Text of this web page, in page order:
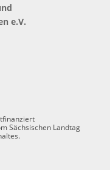
e.V.
Sächsischen Landtag